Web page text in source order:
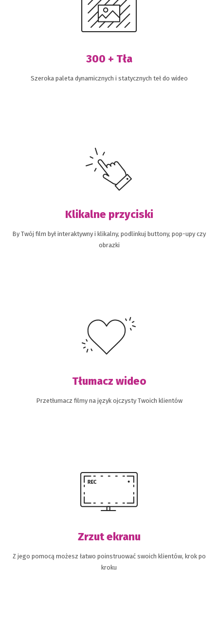
300 + Tła
Szeroka paleta dynamicznych i statycznych teł do wideo
Klikalne przyciski
By Twój film był interaktywny i klikalny, podlinkuj buttony, pop-upy czy
obrazki
Tłumacz wideo
Przetłumacz filmy na język ojczysty Twoich klientów
Zrzut ekranu
Z jego pomocą możesz łatwo poinstruować swoich klientów, krok po
kroku